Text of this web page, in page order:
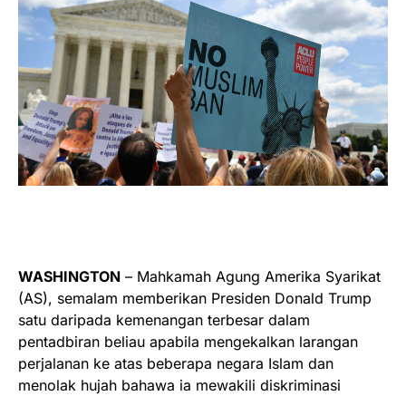
WASHINGTON – Mahkamah Agung Amerika Syarikat
(AS), semalam memberikan Presiden Donald Trump
satu daripada kemenangan terbesar dalam
pentadbiran beliau apabila mengekalkan larangan
perjalanan ke atas beberapa negara Islam dan
menolak hujah bahawa ia mewakili diskriminasi